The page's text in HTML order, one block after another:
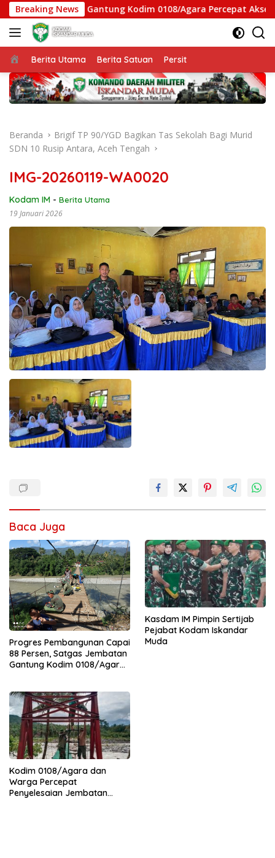
Langsung
ke
konten
Breaking News
Jembatan Gantung Kodim 0108/Agara Percepat Akses
Beranda
Berita Utama Berita Satuan Persit
Beranda
Brigif TP 90/YGD Bagikan Tas Sekolah Bagi Murid
SDN 10 Rusip Antara, Aceh Tengah
IMG-20260119-WA0020
Kodam IM - Berita Utama
19 Januari 2026
Baca Juga
Progres Pembangunan Capai
88 Persen, Satgas Jembatan
Gantung Kodim 0108/Agara
Kasdam IM Pimpin Sertijab
Pejabat Kodam Iskandar
Muda
Kodim 0108/Agara dan
Warga Percepat
Penyelesaian Jembatan